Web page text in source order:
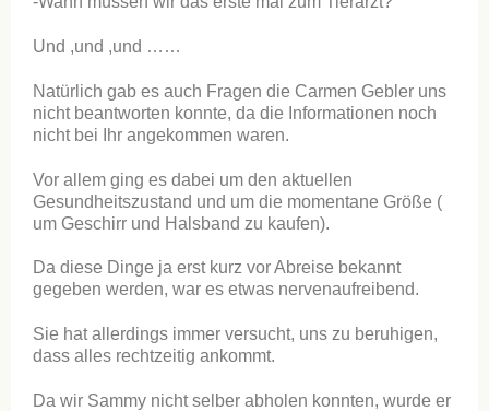
Und ,und ,und ……
Natürlich gab es auch Fragen die Carmen Gebler uns
nicht beantworten konnte, da die Informationen noch
nicht bei Ihr angekommen waren.
Vor allem ging es dabei um den aktuellen
Gesundheitszustand und um die momentane Größe (
um Geschirr und Halsband zu kaufen).
Da diese Dinge ja erst kurz vor Abreise bekannt
gegeben werden, war es etwas nervenaufreibend.
Sie hat allerdings immer versucht, uns zu beruhigen,
dass alles rechtzeitig ankommt.
Da wir Sammy nicht selber abholen konnten, wurde er